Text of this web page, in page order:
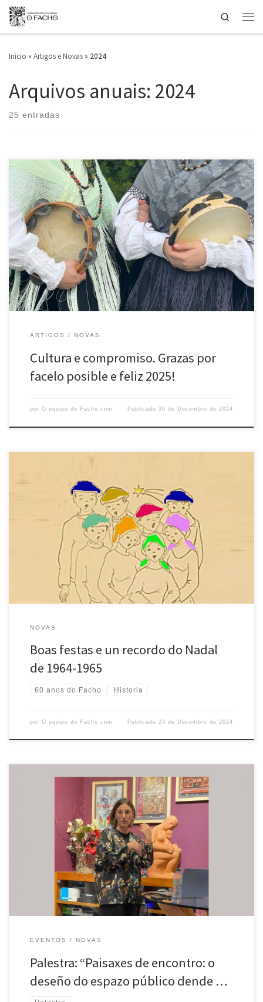
Saltar ao contido
Search
Inicio » Artigos e Novas » 2024
Arquivos anuais: 2024
25 entradas
Pechamos o ano 2024, no que o Día das Letras estivo dedicado a Luísa
Villalta, felices de poder organizar tantos eventos e conferencias da
man de persoas extraordinarias que nos axudaron a reafirmar o noso
compromiso colectivo coa riqueza e o futuro da nosa identidade. Un
dos momentos máis especiais […]
ARTIGOS NOVAS
Cultura e compromiso. Grazas por
facelo posible e feliz 2025!
por O equipo do Facho.com Publicado30 de Decembro de 2024
O equipo de ofacho.com deséxavos unhas boas festas e aproveita
para convidarvos a botar unha ollada á nosa historia. Hoxe, como
entón, non deberiamos esquecer que a nosa lingua é un patrimonio
que todos debemos preservar. Con ese ánimo, compartimos
convosco, aquela mesma felicitación de Nadal de 1964-1965, cando O
NOVAS
Boas festas e un recordo do Nadal
de 1964-1965
60 anos do Facho Historia
por O equipo do Facho.com Publicado 23 de Decembro de 2024
O 10 de decembro, en Portas Ártabras e organizada por O Facho,
puidemos asistir á charla de María Fandiño Iglesias, titulada “Paisaxes
de encontro: o deseño do espazo público dende o territorio”. María,
arquitecta e paisaxista viguesa nada en 1989, é coñecida pola súa
visión integradora da arquitectura coa paisaxe. […]
EVENTOS NOVAS
Palestra: “Paisaxes de encontro: o
deseño do espazo público dende …